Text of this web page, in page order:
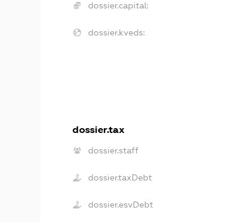
dossier.capital:
dossier.kveds:
dossier.tax
dossier.staff
dossier.taxDebt
dossier.esvDebt